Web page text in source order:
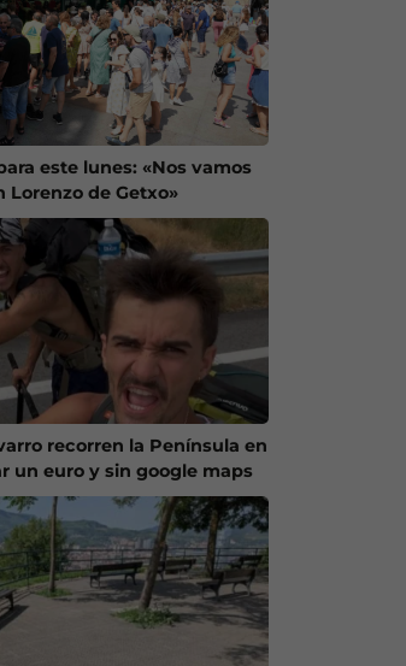
este lunes: «Nos vamos
Lorenzo de Getxo»
recorren la Península en
un euro y sin google maps